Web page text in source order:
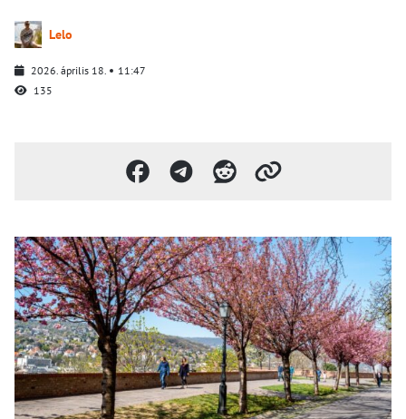
Lelo
2026. április 18.
11:47
135